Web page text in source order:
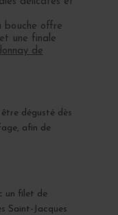
bouche offre
une finale
de
dégusté dès
afin de
un filet de
Saint-Jacques